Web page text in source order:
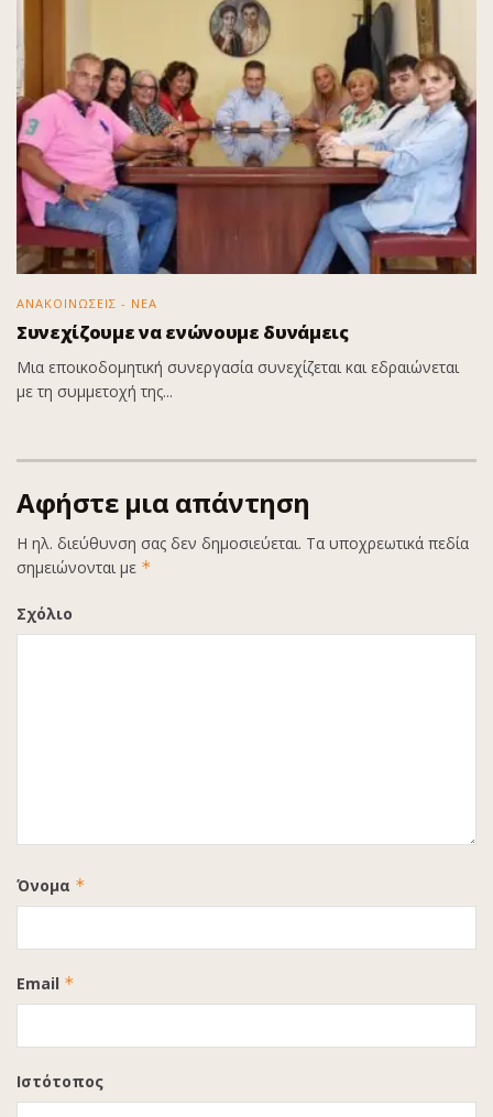
ΑΝΑΚΟΙΝΩΣΕΙΣ - ΝΕΑ
Συνεχίζουμε να ενώνουμε δυνάμεις
Μια εποικοδομητική συνεργασία συνεχίζεται και εδραιώνεται
με τη συμμετοχή της...
Αφήστε μια απάντηση
Η ηλ. διεύθυνση σας δεν δημοσιεύεται. Τα υποχρεωτικά πεδία
σημειώνονται με *
Σχόλιο
Όνομα *
Email *
Ιστότοπος